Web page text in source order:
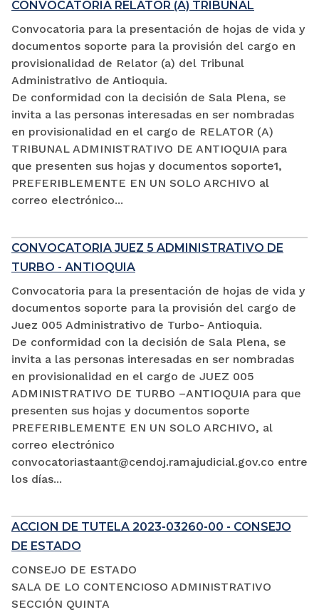
CONVOCATORIA RELATOR (A) TRIBUNAL
Convocatoria para la presentación de hojas de vida y
documentos soporte para la provisión del cargo en
provisionalidad de Relator (a) del Tribunal
Administrativo de Antioquia.
De conformidad con la decisión de Sala Plena, se
invita a las personas interesadas en ser nombradas
en provisionalidad en el cargo de RELATOR (A)
TRIBUNAL ADMINISTRATIVO DE ANTIOQUIA para
que presenten sus hojas y documentos soporte1,
PREFERIBLEMENTE EN UN SOLO ARCHIVO al
correo electrónico...
CONVOCATORIA JUEZ 5 ADMINISTRATIVO DE
TURBO - ANTIOQUIA
Convocatoria para la presentación de hojas de vida y
documentos soporte para la provisión del cargo de
Juez 005 Administrativo de Turbo- Antioquia.
De conformidad con la decisión de Sala Plena, se
invita a las personas interesadas en ser nombradas
en provisionalidad en el cargo de JUEZ 005
ADMINISTRATIVO DE TURBO –ANTIOQUIA para que
presenten sus hojas y documentos soporte
PREFERIBLEMENTE EN UN SOLO ARCHIVO, al
correo electrónico
convocatoriastaant@cendoj.ramajudicial.gov.co entre
los días...
ACCION DE TUTELA 2023-03260-00 - CONSEJO
DE ESTADO
CONSEJO DE ESTADO
SALA DE LO CONTENCIOSO ADMINISTRATIVO
SECCIÓN QUINTA